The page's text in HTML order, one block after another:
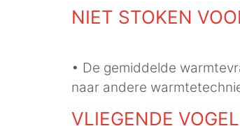
NIET STOKEN
• De gemiddelde
naar andere
VLIEGENDE